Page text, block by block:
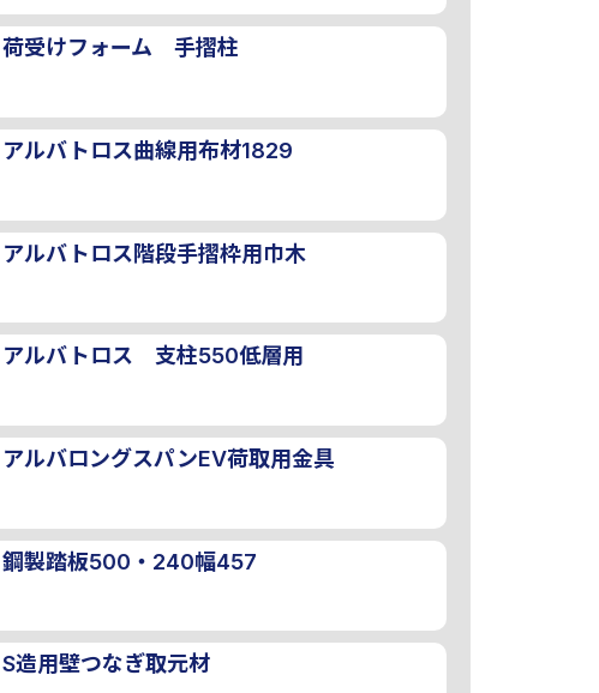
荷受けフォーム 手摺柱
アルバトロス曲線用布材1829
アルバトロス階段手摺枠用巾木
アルバトロス 支柱550低層用
アルバロングスパンEV荷取用金具
鋼製踏板500・240幅457
S造用壁つなぎ取元材